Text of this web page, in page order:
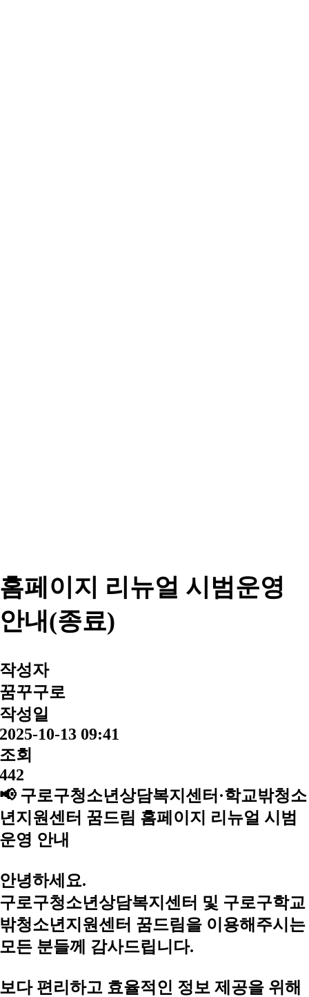
홈페이지 리뉴얼 시범운영
안내(종료)
작성자
꿈꾸구로
작성일
2025-10-13 09:41
조회
442
📢 구로구청소년상담복지센터·학교밖청소
년지원센터 꿈드림 홈페이지 리뉴얼 시범
운영 안내
안녕하세요.
구로구청소년상담복지센터 및 구로구학교
밖청소년지원센터 꿈드림을 이용해주시는
모든 분들께 감사드립니다.
보다 편리하고 효율적인 정보 제공을 위해